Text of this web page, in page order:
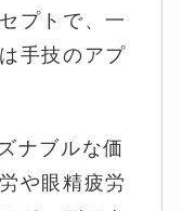
プトで、一
手技のアプ
ナブルな価
や眼精疲労